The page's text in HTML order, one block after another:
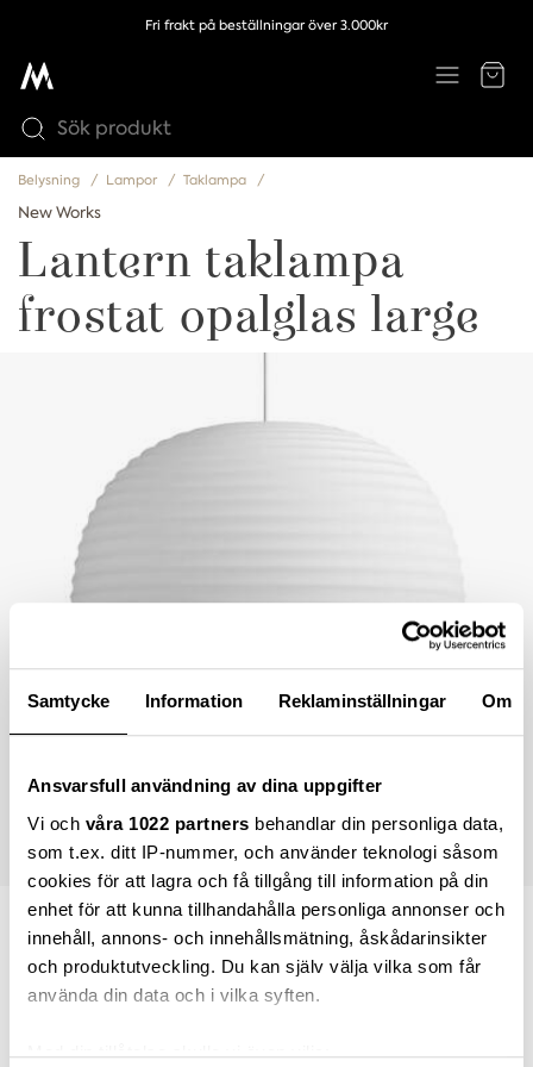
Samtycke Information Reklaminställningar Om
Ansvarsfull användning av dina uppgifter
Vi och våra 1022 partners behandlar din personliga data,
som t.ex. ditt IP-nummer, och använder teknologi såsom
cookies för att lagra och få tillgång till information på din
enhet för att kunna tillhandahålla personliga annonser och
innehåll, annons- och innehållsmätning, åskådarinsikter
och produktutveckling. Du kan själv välja vilka som får
använda din data och i vilka syften.
Med din tillåtelse skulle vi även vilja:
Fri frakt på beställningar över 3.000kr
Belysning Lampor Taklampa
New Works
Lantern taklampa
frostat opalglas large
4 845,00 kr